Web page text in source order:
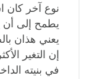
نوع آخر كان
يطمح إلى أن
يعني هذان
إن التغير
في بنيته